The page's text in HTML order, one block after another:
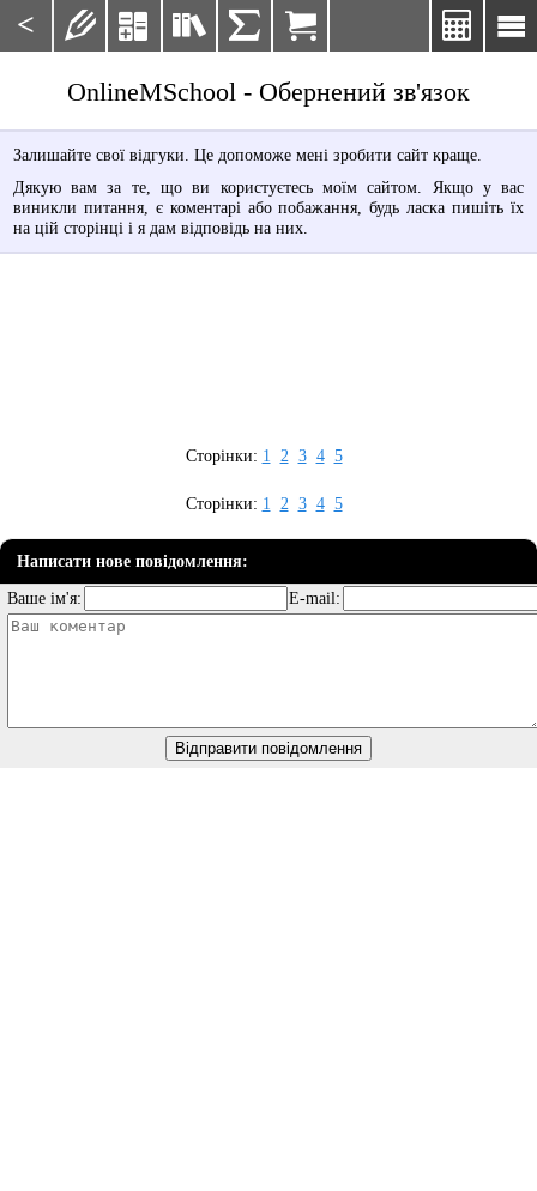
< 

    
OnlineMSchool - Обернений зв'язок
Залишайте свої відгуки. Це допоможе мені зробити сайт краще.
Дякую вам за те, що ви користуєтесь моїм сайтом. Якщо у вас
виникли питання, є коментарі або побажання, будь ласка пишіть їх
на цій сторінці і я дам відповідь на них.
Сторінки: 1 2 3 4 5
Сторінки: 1 2 3 4 5
Написати нове повідомлення:
Ваше ім'я:
E-mail: